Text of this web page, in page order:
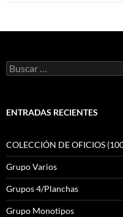
Buscar:
ENTRADAS RECIENTES
COLECCIÓN DE OFICIOS
Grupo Varios
Grupos 4/Planchas
Grupo Monotipos